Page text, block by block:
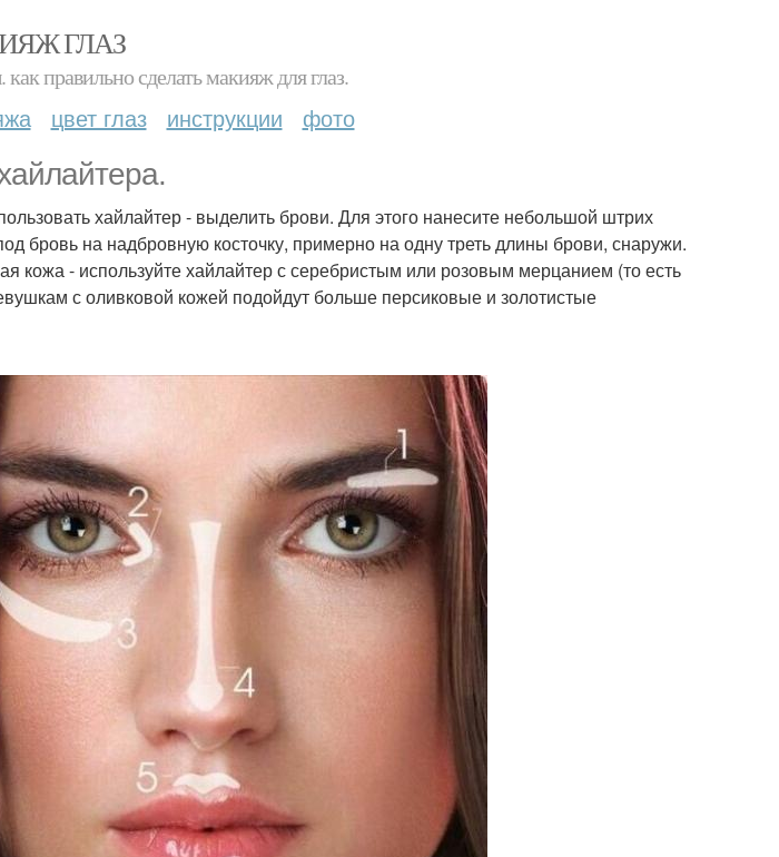
ГЛАЗ
правильно сделать макияж для глаз.
цвет глаз инструкции фото
хайлайтер - выделить брови. Для этого нанесите небольшой штрих
бровь на надбровную косточку, примерно на одну треть длины брови, снаружи.
кожа - используйте хайлайтер с серебристым или розовым мерцанием (то есть
с оливковой кожей подойдут больше персиковые и золотистые